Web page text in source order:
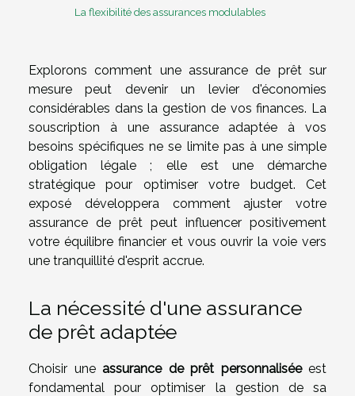
La flexibilité des assurances modulables
Explorons comment une assurance de prêt sur
mesure peut devenir un levier d'économies
considérables dans la gestion de vos finances. La
souscription à une assurance adaptée à vos
besoins spécifiques ne se limite pas à une simple
obligation légale ; elle est une démarche
stratégique pour optimiser votre budget. Cet
exposé développera comment ajuster votre
assurance de prêt peut influencer positivement
votre équilibre financier et vous ouvrir la voie vers
une tranquillité d'esprit accrue.
La nécessité d'une assurance
de prêt adaptée
Choisir une assurance de prêt personnaliséeest
fondamental pour optimiser la gestion de sa